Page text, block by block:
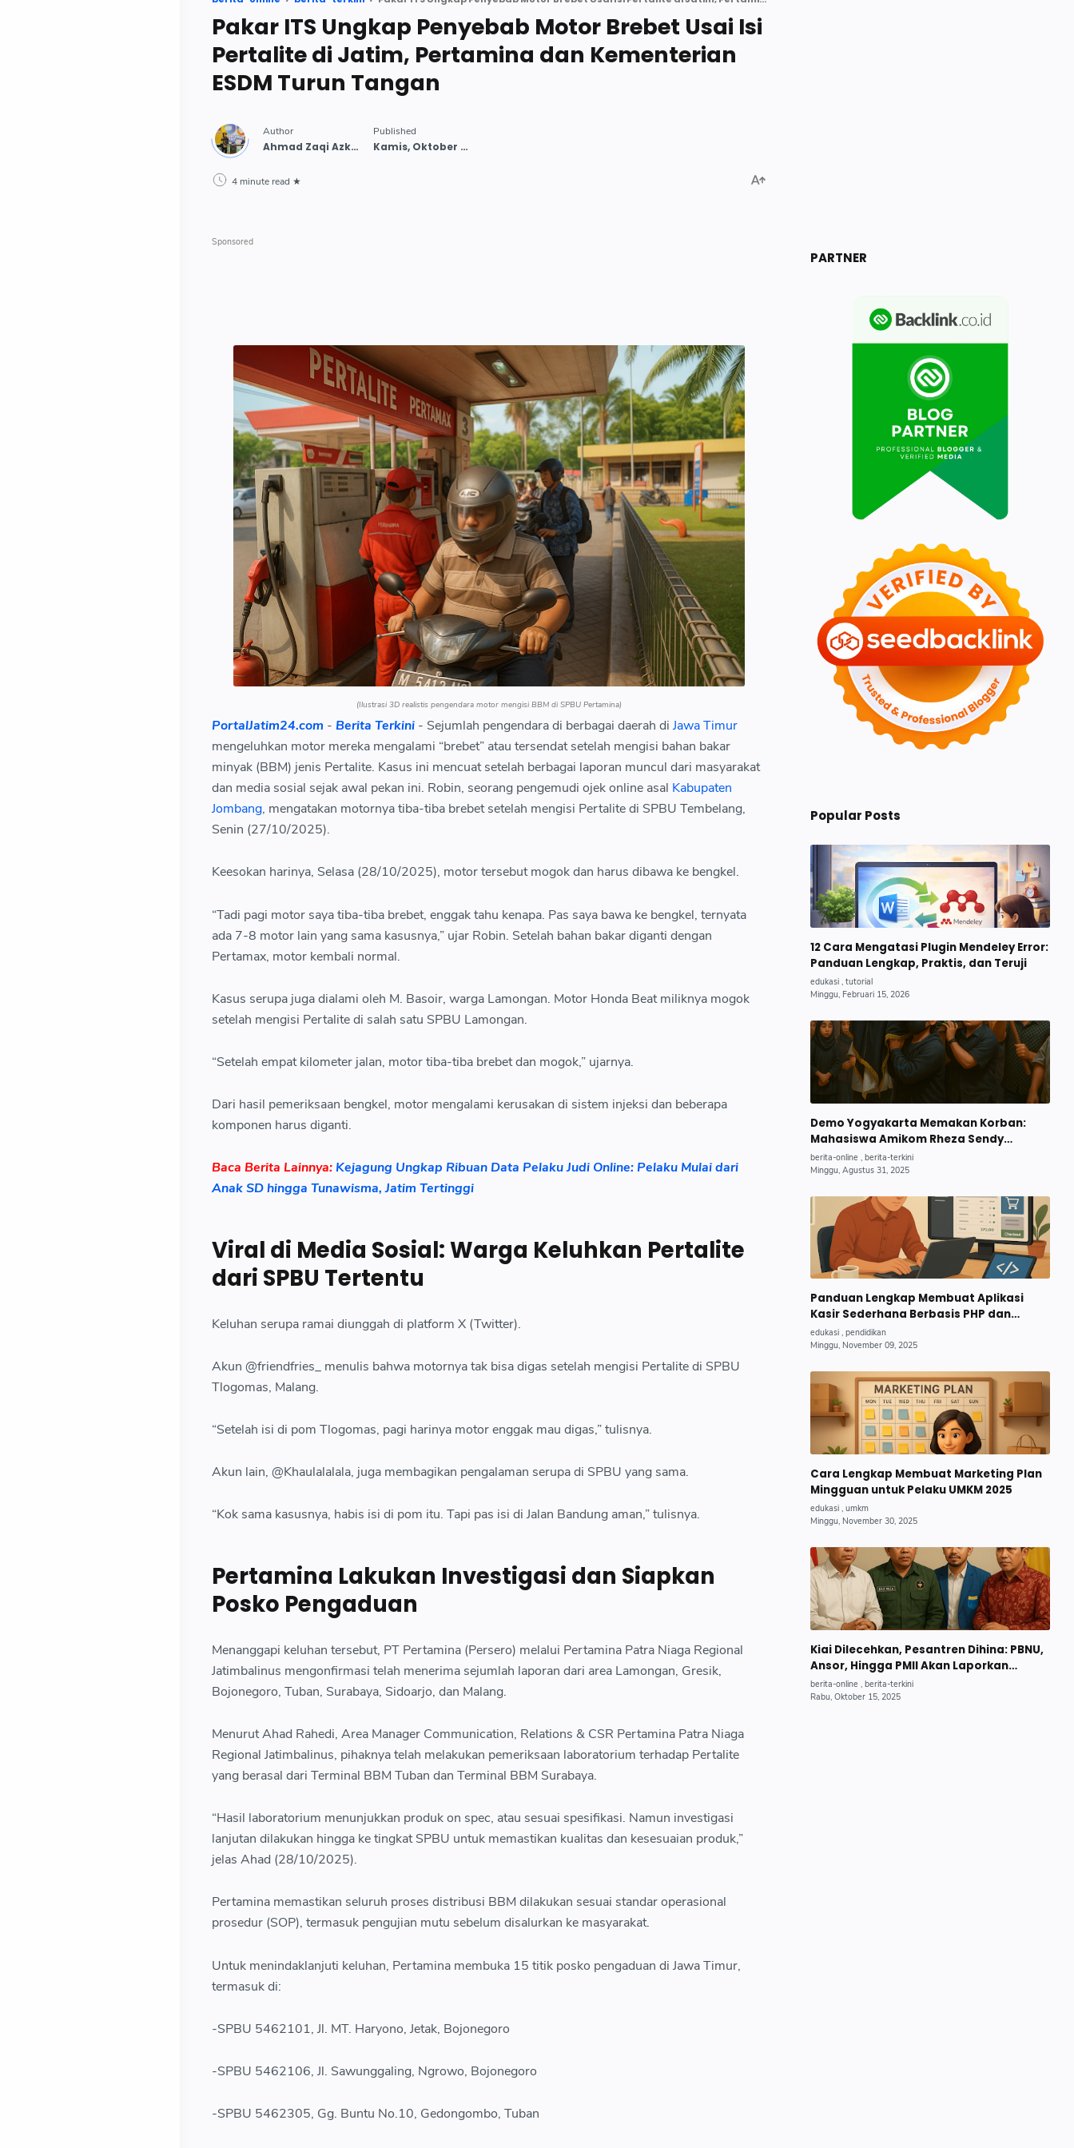
Pakar ITS Ungkap Penyebab Motor Brebet Usai Isi
Pertalite di Jatim, Pertamina dan Kementerian
ESDM Turun Tangan
4 minute read
(Ilustrasi 3D realistis pengendara motor mengisi BBM di SPBU Pertamina)
PortalJatim24.com - Berita Terkini - Sejumlah pengendara di berbagai daerah di Jawa Timur
mengeluhkan motor mereka mengalami “brebet” atau tersendat setelah mengisi bahan bakar
minyak (BBM) jenis Pertalite. Kasus ini mencuat setelah berbagai laporan muncul dari masyarakat
dan media sosial sejak awal pekan ini. Robin, seorang pengemudi ojek online asal Kabupaten
Jombang, mengatakan motornya tiba-tiba brebet setelah mengisi Pertalite di SPBU Tembelang,
Senin (27/10/2025).
Keesokan harinya, Selasa (28/10/2025), motor tersebut mogok dan harus dibawa ke bengkel.
“Tadi pagi motor saya tiba-tiba brebet, enggak tahu kenapa. Pas saya bawa ke bengkel, ternyata
ada 7-8 motor lain yang sama kasusnya,” ujar Robin. Setelah bahan bakar diganti dengan
Pertamax, motor kembali normal.
Kasus serupa juga dialami oleh M. Basoir, warga Lamongan. Motor Honda Beat miliknya mogok
setelah mengisi Pertalite di salah satu SPBU Lamongan.
“Setelah empat kilometer jalan, motor tiba-tiba brebet dan mogok,” ujarnya.
Dari hasil pemeriksaan bengkel, motor mengalami kerusakan di sistem injeksi dan beberapa
komponen harus diganti.
Baca Berita Lainnya: Kejagung Ungkap Ribuan Data Pelaku Judi Online: Pelaku Mulai dari
Anak SD hingga Tunawisma, Jatim Tertinggi
Viral di Media Sosial: Warga Keluhkan Pertalite
dari SPBU Tertentu
Keluhan serupa ramai diunggah di platform X (Twitter).
Akun @friendfries_ menulis bahwa motornya tak bisa digas setelah mengisi Pertalite di SPBU
Tlogomas, Malang.
“Setelah isi di pom Tlogomas, pagi harinya motor enggak mau digas,” tulisnya.
Akun lain, @Khaulalalala, juga membagikan pengalaman serupa di SPBU yang sama.
“Kok sama kasusnya, habis isi di pom itu. Tapi pas isi di Jalan Bandung aman,” tulisnya.
Pertamina Lakukan Investigasi dan Siapkan
Posko Pengaduan
Menanggapi keluhan tersebut, PT Pertamina (Persero) melalui Pertamina Patra Niaga Regional
Jatimbalinus mengonfirmasi telah menerima sejumlah laporan dari area Lamongan, Gresik,
Bojonegoro, Tuban, Surabaya, Sidoarjo, dan Malang.
Menurut Ahad Rahedi, Area Manager Communication, Relations & CSR Pertamina Patra Niaga
Regional Jatimbalinus, pihaknya telah melakukan pemeriksaan laboratorium terhadap Pertalite
yang berasal dari Terminal BBM Tuban dan Terminal BBM Surabaya.
“Hasil laboratorium menunjukkan produk on spec, atau sesuai spesifikasi. Namun investigasi
lanjutan dilakukan hingga ke tingkat SPBU untuk memastikan kualitas dan kesesuaian produk,”
jelas Ahad (28/10/2025).
Pertamina memastikan seluruh proses distribusi BBM dilakukan sesuai standar operasional
prosedur (SOP), termasuk pengujian mutu sebelum disalurkan ke masyarakat.
Untuk menindaklanjuti keluhan, Pertamina membuka 15 titik posko pengaduan di Jawa Timur,
termasuk di:
-SPBU 5462101, Jl. MT. Haryono, Jetak, Bojonegoro
-SPBU 5462106, Jl. Sawunggaling, Ngrowo, Bojonegoro
-SPBU 5462305, Gg. Buntu No.10, Gedongombo, Tuban
PARTNER
Popular Posts
12 Cara Mengatasi Plugin Mendeley Error:
Panduan Lengkap, Praktis, dan Teruji
Demo Yogyakarta Memakan Korban:
Mahasiswa Amikom Rheza Sendy
Pratama Gugur, Begini Kronologi
Lengkapnya.
Panduan Lengkap Membuat Aplikasi
Kasir Sederhana Berbasis PHP dan
MySQL untuk UMKM Pemula 2025
Cara Lengkap Membuat Marketing Plan
Mingguan untuk Pelaku UMKM 2025
Kiai Dilecehkan, Pesantren Dihina: PBNU,
Ansor, Hingga PMII Akan Laporkan
Trans7, MUI Minta KPI Bertindak Tegas.